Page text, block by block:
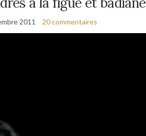
2011 20 commentaires